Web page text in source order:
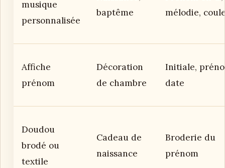
musique
personnalisée
baptême
mélodie,
Affiche
prénom
Décoration
de chambre
Initiale,
date
Doudou
brodé ou
textile
Cadeau de
naissance
Broderie du
prénom